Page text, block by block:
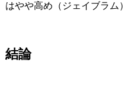
はやや高め（ジェイブラム）
結論